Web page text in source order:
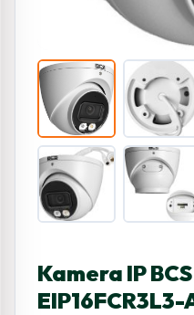
Kamera IP
EIP16FCR3L3-